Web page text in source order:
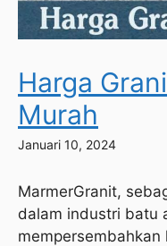
Harga
Murah
Januari 10, 2024
MarmerGranit,
dalam industri batu